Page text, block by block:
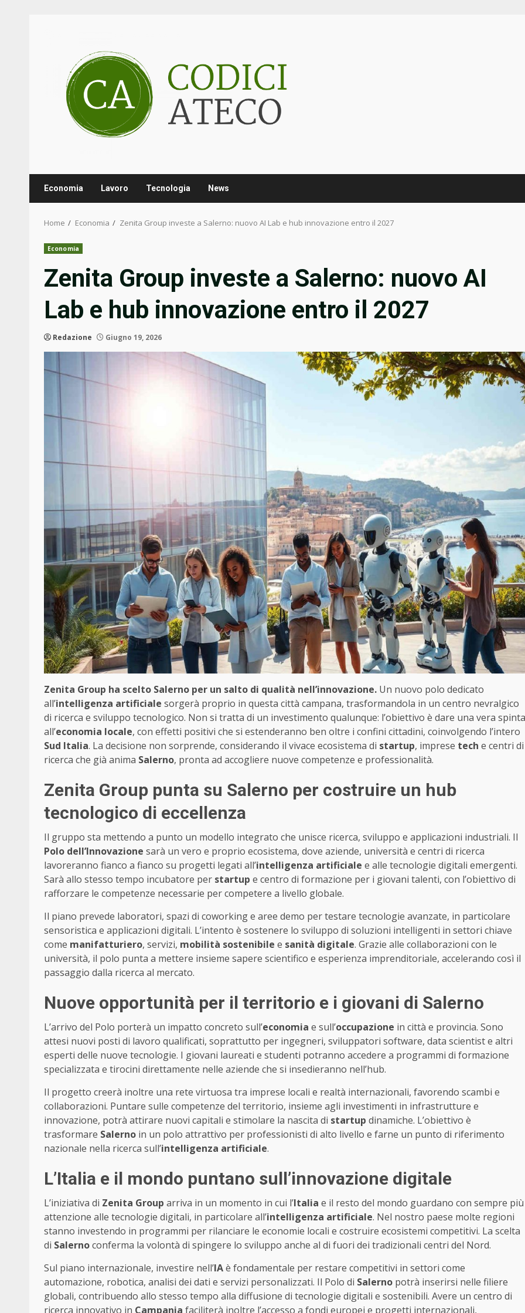
Economia Lavoro Tecnologia News
Home Economia Zenita Group investe a Salerno: nuovo AI Lab e hub innovazione entro il 2027
Economia
Zenita Group investe a Salerno: nuovo AI
Lab e hub innovazione entro il 2027
Redazione Giugno 19, 2026
Zenita Group ha scelto Salerno per un salto di qualità nell’innovazione. Un nuovo polo dedicato
all’intelligenza artificiale sorgerà proprio in questa città campana, trasformandola in un centro nevralgico
di ricerca e sviluppo tecnologico. Non si tratta di un investimento qualunque: l’obiettivo è dare una vera spinta
all’economia locale, con effetti positivi che si estenderanno ben oltre i confini cittadini, coinvolgendo l’intero
Sud Italia. La decisione non sorprende, considerando il vivace ecosistema di startup, imprese tech e centri di
ricerca che già anima Salerno, pronta ad accogliere nuove competenze e professionalità.
Zenita Group punta su Salerno per costruire un hub
tecnologico di eccellenza
Il gruppo sta mettendo a punto un modello integrato che unisce ricerca, sviluppo e applicazioni industriali. Il
Polo dell’Innovazione sarà un vero e proprio ecosistema, dove aziende, università e centri di ricerca
lavoreranno fianco a fianco su progetti legati all’intelligenza artificiale e alle tecnologie digitali emergenti.
Sarà allo stesso tempo incubatore per startup e centro di formazione per i giovani talenti, con l’obiettivo di
rafforzare le competenze necessarie per competere a livello globale.
Il piano prevede laboratori, spazi di coworking e aree demo per testare tecnologie avanzate, in particolare
sensoristica e applicazioni digitali. L’intento è sostenere lo sviluppo di soluzioni intelligenti in settori chiave
come manifatturiero, servizi, mobilità sostenibile e sanità digitale. Grazie alle collaborazioni con le
università, il polo punta a mettere insieme sapere scientifico e esperienza imprenditoriale, accelerando così il
passaggio dalla ricerca al mercato.
Nuove opportunità per il territorio e i giovani di Salerno
L’arrivo del Polo porterà un impatto concreto sull’economia e sull’occupazione in città e provincia. Sono
attesi nuovi posti di lavoro qualificati, soprattutto per ingegneri, sviluppatori software, data scientist e altri
esperti delle nuove tecnologie. I giovani laureati e studenti potranno accedere a programmi di formazione
specializzata e tirocini direttamente nelle aziende che si insedieranno nell’hub.
Il progetto creerà inoltre una rete virtuosa tra imprese locali e realtà internazionali, favorendo scambi e
collaborazioni. Puntare sulle competenze del territorio, insieme agli investimenti in infrastrutture e
innovazione, potrà attirare nuovi capitali e stimolare la nascita di startup dinamiche. L’obiettivo è
trasformare Salerno in un polo attrattivo per professionisti di alto livello e farne un punto di riferimento
nazionale nella ricerca sull’intelligenza artificiale.
L’Italia e il mondo puntano sull’innovazione digitale
L’iniziativa di Zenita Group arriva in un momento in cui l’Italia e il resto del mondo guardano con sempre più
attenzione alle tecnologie digitali, in particolare all’intelligenza artificiale. Nel nostro paese molte regioni
stanno investendo in programmi per rilanciare le economie locali e costruire ecosistemi competitivi. La scelta
di Salernoconferma la volontà di spingere lo sviluppo anche al di fuori dei tradizionali centri del Nord.
Sul piano internazionale, investire nell’IAè fondamentale per restare competitivi in settori come
automazione, robotica, analisi dei dati e servizi personalizzati. Il Polo di Salerno potrà inserirsi nelle filiere
globali, contribuendo allo stesso tempo alla diffusione di tecnologie digitali e sostenibili. Avere un centro di
ricerca innovativo in Campania faciliterà inoltre l’accesso a fondi europei e progetti internazionali,